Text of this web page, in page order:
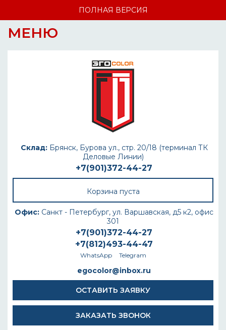
ПОЛНАЯ ВЕРСИЯ
МЕНЮ
Склад:Брянск, Бурова ул., стр. 20/18 (терминал ТК
Деловые Линии)
+7(901)372-44-27
Корзина пуста
Офис: Санкт - Петербург, ул. Варшавская, д5 к2, офис
301
+7(901)372-44-27
+7(812)493-44-47
WhatsApp Telegram
egocolor@inbox.ru
ОСТАВИТЬ ЗАЯВКУ
ЗАКАЗАТЬ ЗВОНОК